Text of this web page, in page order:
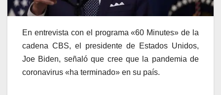
En entrevista con el programa «60 Minutes» de la
cadena CBS, el presidente de Estados Unidos,
Joe Biden, señaló que cree que la pandemia de
coronavirus «ha terminado» en su país.